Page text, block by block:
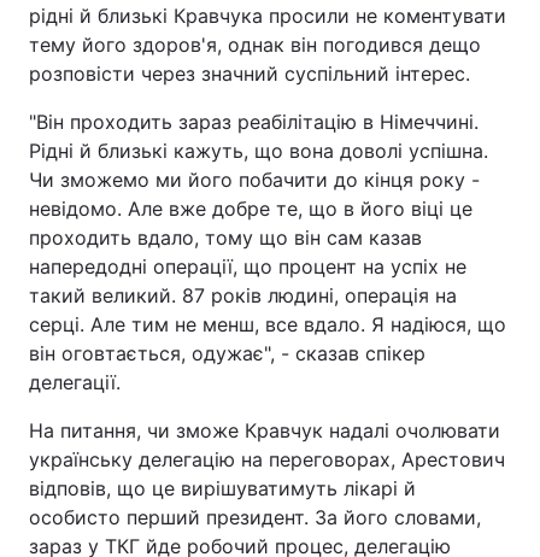
рідні й близькі Кравчука просили не коментувати
тему його здоров'я, однак він погодився дещо
розповісти через значний суспільний інтерес.
"Він проходить зараз реабілітацію в Німеччині.
Рідні й близькі кажуть, що вона доволі успішна.
Чи зможемо ми його побачити до кінця року -
невідомо. Але вже добре те, що в його віці це
проходить вдало, тому що він сам казав
напередодні операції, що процент на успіх не
такий великий. 87 років людині, операція на
серці. Але тим не менш, все вдало. Я надіюся, що
він оговтається, одужає", - сказав спікер
делегації.
На питання, чи зможе Кравчук надалі очолювати
українську делегацію на переговорах, Арестович
відповів, що це вирішуватимуть лікарі й
особисто перший президент. За його словами,
зараз у ТКГ йде робочий процес, делегацію